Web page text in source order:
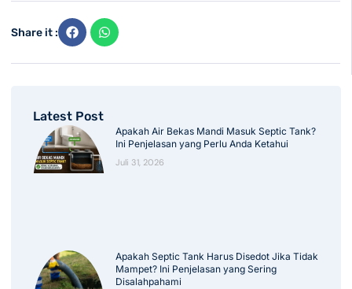
Share it :
Latest Post
Apakah Air Bekas Mandi Masuk Septic Tank?
Ini Penjelasan yang Perlu Anda Ketahui
Juli 31, 2026
Apakah Septic Tank Harus Disedot Jika Tidak
Mampet? Ini Penjelasan yang Sering
Disalahpahami